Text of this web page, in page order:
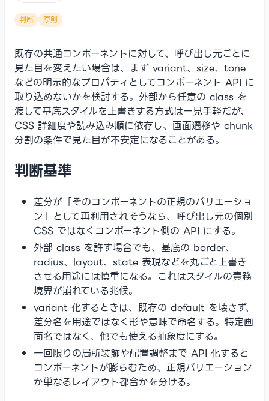
判断 原則
既存の共通コンポーネントに対して、呼び出し元ごとに
見た目を変えたい場合は、まず variant、size、tone
などの明示的なプロパティとしてコンポーネント API に
取り込めないかを検討する。外部から任意の class を
渡して基底スタイルを上書きする方式は一見手軽だが、
CSS 詳細度や読み込み順に依存し、画面遷移や chunk
分割の条件で見た目が不安定になることがある。
判断基準
差分が「そのコンポーネントの正規のバリエーショ
ン」として再利用されそうなら、呼び出し元の個別
CSS ではなくコンポーネント側の API にする。
外部 class を許す場合でも、基底の border、
radius、layout、state 表現などを丸ごと上書き
させる用途には慎重になる。これはスタイルの責務
境界が崩れている兆候。
variant 化するときは、既存の default を壊さず、
差分名を用途ではなく形や意味で命名する。特定画
面名ではなく、他でも使える抽象度にする。
一回限りの局所装飾や配置調整まで API 化すると
コンポーネントが膨らむため、正規バリエーション
か単なるレイアウト都合かを分ける。